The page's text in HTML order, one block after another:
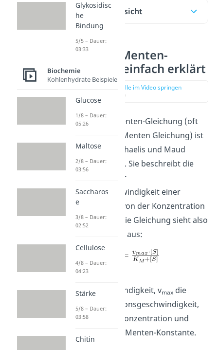
Inhaltsübersicht
Michaelis-Menten-
Gleichung einfach erklärt
zur Stelle im Video springen
(00:15)
Die Michaelis-Menten-Gleichung (oft
auch: Michaelis Menten Gleichung) ist
nach Leonor Michaelis und Maud
Menten benannt. Sie beschreibt die
Abhängigkeit der
Reaktionsgeschwindigkeit einer
Enzymreaktion
von der Konzentration
des Substrats.
Die Gleichung sieht also
folgendermaßen aus:
Dabei ist v
Anfangsgeschwindigkeit, vmaxdie
maximale Reaktionsgeschwindigkeit,
[S] die Substratkonzentration und
die Michaelis-Menten-Konstante.
Glykosidisc
he
Bindung
5/5 – Dauer:
03:33
Biochemie
Kohlenhydrate Beispiele
Glucose
1/8 – Dauer:
05:26
Maltose
2/8 – Dauer:
03:56
Saccharos
e
3/8 – Dauer:
02:52
Cellulose
4/8 – Dauer:
04:23
Stärke
5/8 – Dauer:
03:58
Chitin